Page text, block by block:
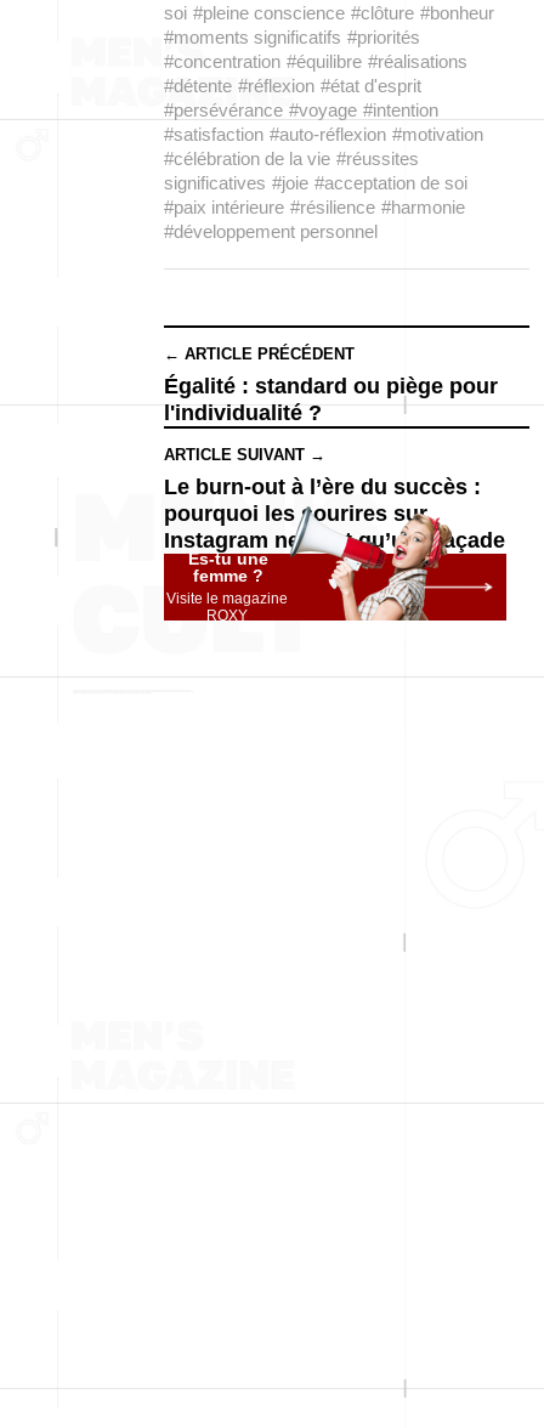
soi #pleine conscience #clôture #bonheur
#moments significatifs #priorités
#concentration #équilibre #réalisations
#détente #réflexion #état d'esprit
#persévérance #voyage #intention
#satisfaction #auto-réflexion #motivation
#célébration de la vie #réussites
significatives #joie #acceptation de soi
#paix intérieure #résilience #harmonie
#développement personnel
← ARTICLE PRÉCÉDENT
Égalité : standard ou piège pour
l'individualité ?
ARTICLE SUIVANT →
Le burn-out à l’ère du succès :
pourquoi les sourires sur
Instagram ne sont qu’une façade
Es-tu une
femme ?
Visite le magazine
ROXY